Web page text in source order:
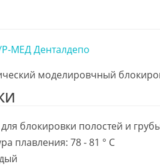
МЕД Денталдепо
моделировчный
блокировки полостей и
плавления: 78 - 81 ° C